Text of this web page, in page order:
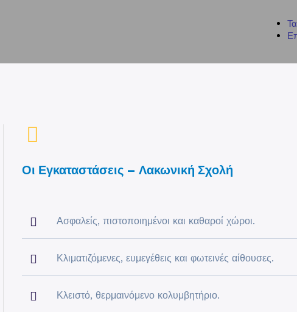
Οι Εγκαταστάσεις – Λακωνική Σχολή
Ασφαλείς, πιστοποιημένοι και καθαροί χώροι.
Κλιματιζόμενες, ευμεγέθεις και φωτεινές αίθουσες.
Κλειστό, θερμαινόμενο κολυμβητήριο.